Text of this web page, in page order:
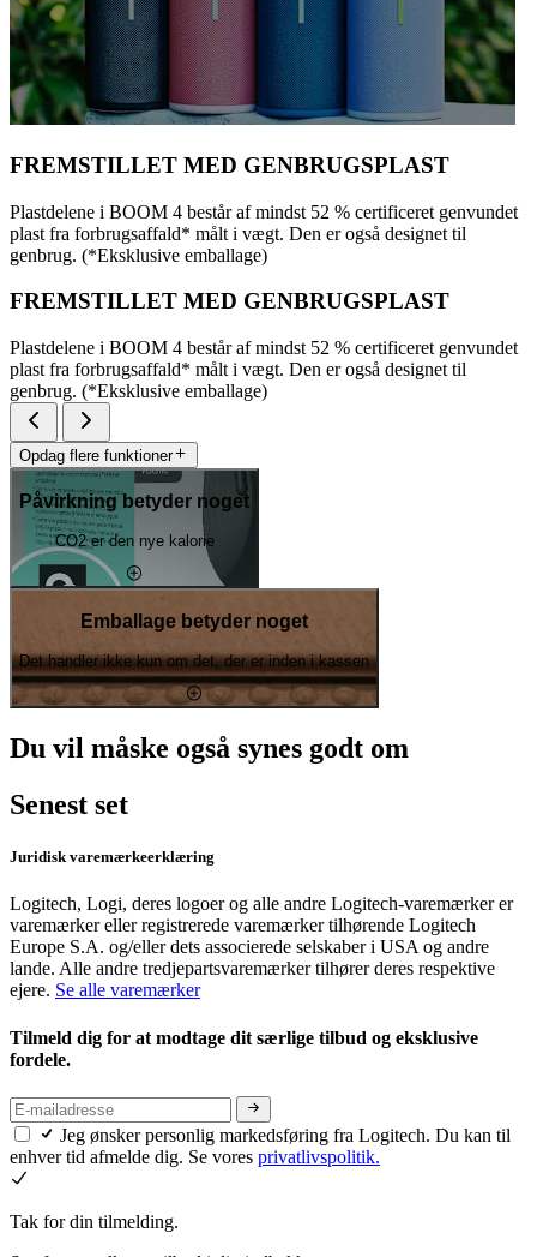
FREMSTILLET MED GENBRUGSPLAST
Plastdelene i BOOM 4 består af mindst 52 % certificeret genvundet
plast fra forbrugsaffald* målt i vægt. Den er også designet til
genbrug. (*Eksklusive emballage)
FREMSTILLET MED GENBRUGSPLAST
Plastdelene i BOOM 4 består af mindst 52 % certificeret genvundet
plast fra forbrugsaffald* målt i vægt. Den er også designet til
genbrug. (*Eksklusive emballage)
Opdag flere funktioner
Påvirkning betyder noget
CO2 er den nye kalorie
Emballage betyder noget
Det handler ikke kun om det, der er inden i kassen
Du vil måske også synes godt om
Senest set
Juridisk varemærkeerklæring
Logitech, Logi, deres logoer og alle andre Logitech-varemærker er
varemærker eller registrerede varemærker tilhørende Logitech
Europe S.A. og/eller dets associerede selskaber i USA og andre
lande. Alle andre tredjepartsvaremærker tilhører deres respektive
ejere. Se alle varemærker
Tilmeld dig for at modtage dit særlige tilbud og eksklusive
fordele.
Jeg ønsker personlig markedsføring fra Logitech. Du kan til
enhver tid afmelde dig. Se vores privatlivspolitik.
Tak for din tilmelding.